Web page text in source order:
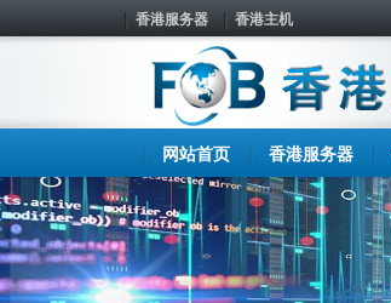
香港服务器 香港主机
网站首页 香港服务器